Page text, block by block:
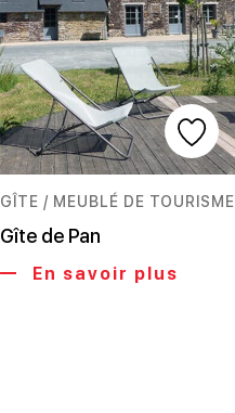
GÎTE / MEUBLÉ DE TOURISME
Gîte de Pan
En savoir plus